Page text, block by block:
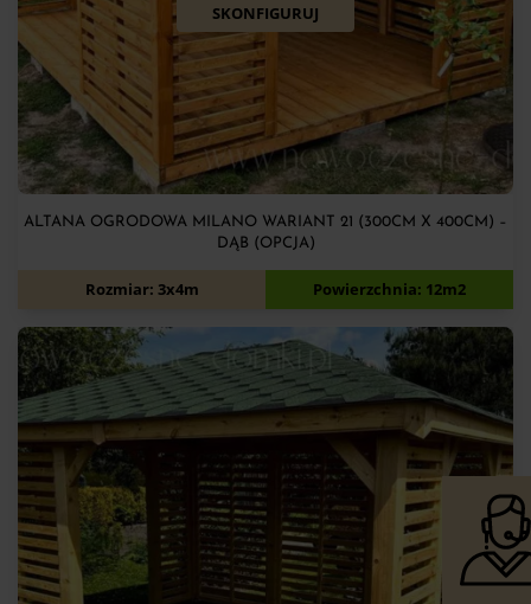
SKONFIGURUJ
ALTANA OGRODOWA MILANO WARIANT 21 (300CM X 400CM) –
DĄB (OPCJA)
7 100zł
Rozmiar: 3x4m Powierzchnia: 12m2